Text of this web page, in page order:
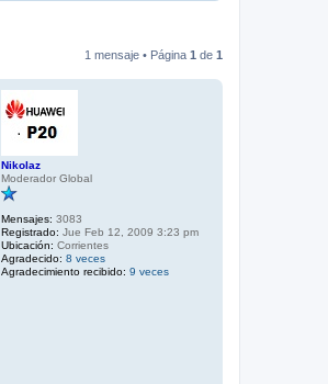
1 mensaje • Página 1 de 1
Nikolaz­
Moderador Global
Mensajes: 3083
Registrado: Jue Feb 12, 2009 3:23 pm
Ubicación: Corrientes
Agradecido: 8 veces
Agradecimiento recibido: 9 veces